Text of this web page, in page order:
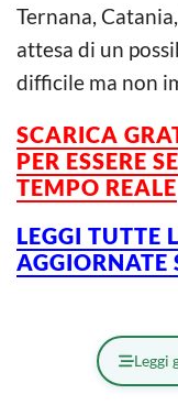
Ternana,
attesa di un
difficile ma non
SCARICA
PER ESSERE
TEMPO REALE
LEGGI TUTTE
AGGIORNATE
Leggi